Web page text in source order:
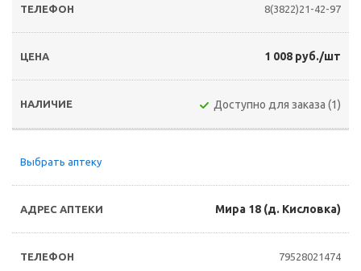
8(3822)21-42-97
1 008 руб./шт
Доступно для заказа (1)
Выбрать аптеку
Мира 18 (д. Кисловка)
79528021474